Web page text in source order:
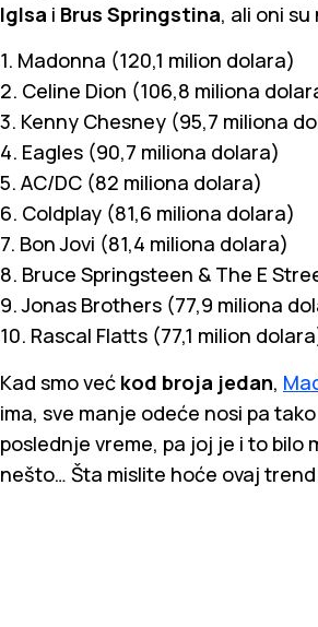
Iglsa i Brus Springstina, ali oni
1. Madonna (120,1 milion dolara)
2. Celine Dion (106,8 miliona
3. Kenny Chesney (95,7 miliona
4. Eagles (90,7 miliona dolara)
5. AC/DC (82 miliona dolara)
6. Coldplay (81,6 miliona dolara)
7. Bon Jovi (81,4 miliona dolara)
8. Bruce Springsteen & The E
9. Jonas Brothers (77,9 miliona
10. Rascal Flatts (77,1 milion
Kad smo već kod broja jedan,
ima, sve manje odeće nosi pa
poslednje vreme, pa joj je i to bilo
nešto… Šta mislite hoće ovaj